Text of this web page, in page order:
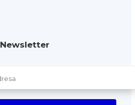
Newsletter